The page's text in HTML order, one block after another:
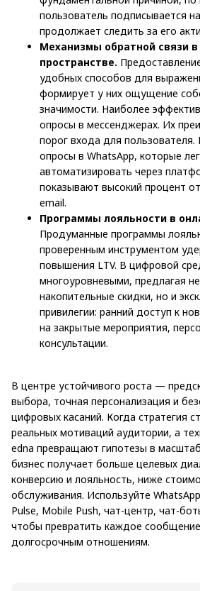
пользователь подписывается
продолжает следить за его
Механизмы обратной связи
пространстве.
удобных способов для
формирует у них ощущение
значимости. Наиболее
опросы в мессенджерах. Их
порог входа для пользователя.
опросы в WhatsApp, которые
автоматизировать через
показывают высокий процент
email.
Программы лояльности в
Продуманные программы
проверенным инструментом
повышения LTV. В цифровой
многоуровневыми, предлагая
накопительные скидки, но и
привилегии: ранний доступ к
на закрытые мероприятия,
консультации.
В центре устойчивого роста —
выбора, точная персонализация и
цифровых касаний. Когда стратегия
реальных мотиваций аудитории, а
edna превращают гипотезы в
бизнес получает больше целевых
конверсию и лояльность, ниже
обслуживания. Используйте
Pulse, Mobile Push, чат-центр, чат-
чтобы превратить каждое
долгосрочным отношениям.